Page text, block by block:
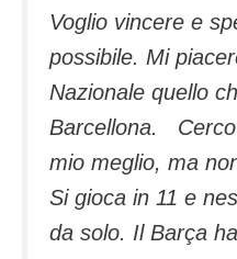
Voglio vincere e
possibile. Mi
Nazionale quello
Barcellona.
mio meglio, ma
Si gioca in 11 e
da solo. Il Barça